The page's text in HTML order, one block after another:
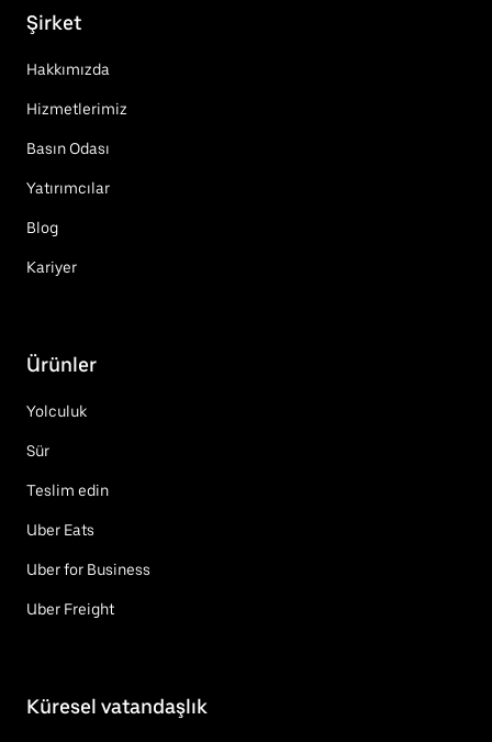
Şirket
Hakkımızda
Hizmetlerimiz
Basın Odası
Yatırımcılar
Blog
Kariyer
Ürünler
Yolculuk
Sür
Teslim edin
Uber Eats
Uber for Business
Uber Freight
Küresel vatandaşlık